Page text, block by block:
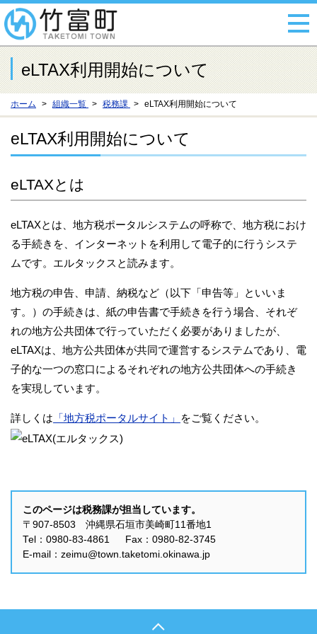
eLTAX利用開始について
ホーム 組織一覧 税務課 eLTAX利用開始について
eLTAX利用開始について
eLTAXとは
eLTAXとは、地方税ポータルシステムの呼称で、地方税におけ
る手続きを、インターネットを利用して電子的に行うシステ
ムです。エルタックスと読みます。
地方税の申告、申請、納税など（以下「申告等」といいま
す。）の手続きは、紙の申告書で手続きを行う場合、それぞ
れの地方公共団体で行っていただく必要がありましたが、
eLTAXは、地方公共団体が共同で運営するシステムであり、電
子的な一つの窓口によるそれぞれの地方公共団体への手続き
を実現しています。
詳しくは 「地方税ポータルサイト」 をご覧ください。
このページは税務課が担当しています。
〒907-8503 沖縄県石垣市美崎町11番地1
Tel：0980-83-4861 Fax：0980-82-3745
E-mail：zeimu@town.taketomi.okinawa.jp